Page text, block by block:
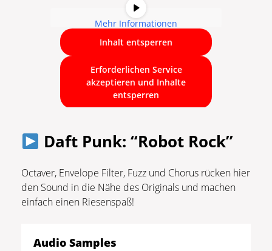
Mehr Informationen
Inhalt entsperren
Erforderlichen Service
akzeptieren und Inhalte
entsperren
Daft Punk: “Robot Rock”
Octaver, Envelope Filter, Fuzz und Chorus rücken hier
den Sound in die Nähe des Originals und machen
einfach einen Riesenspaß!
Audio Samples